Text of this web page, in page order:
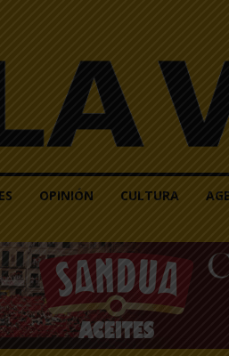
OPINIÓN CULTURA